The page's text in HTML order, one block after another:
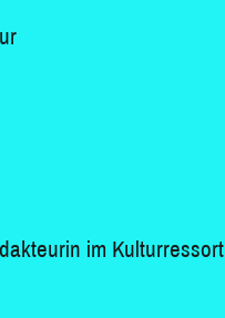
im Kulturressort